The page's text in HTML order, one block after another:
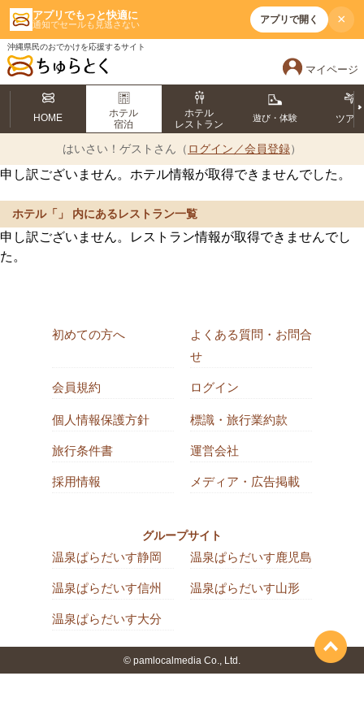
アプリでもっと快適に
通知でセールも見逃さない アプリで開く ×
沖縄県民のおでかけを応援するサイト
マイページ
HOME
ホテル
宿泊
ホテル
レストラン
遊び・体験 ツア
はいさい！ ゲストさん（ ログイン／会員登録）
申し訳ございません。ホテル情報が取得できませんでした。
ホテル「」 内にあるレストラン一覧
申し訳ございません。レストラン情報が取得できませんでし
た。
初めての方へ
よくある質問・お問合
せ
会員規約 ログイン
個人情報保護方針 標識・旅行業約款
旅行条件書 運営会社
採用情報 メディア・広告掲載
グループサイト
温泉ぱらだいす静岡 温泉ぱらだいす鹿児島
温泉ぱらだいす信州 温泉ぱらだいす山形
温泉ぱらだいす大分
© pamlocalmedia Co., Ltd.